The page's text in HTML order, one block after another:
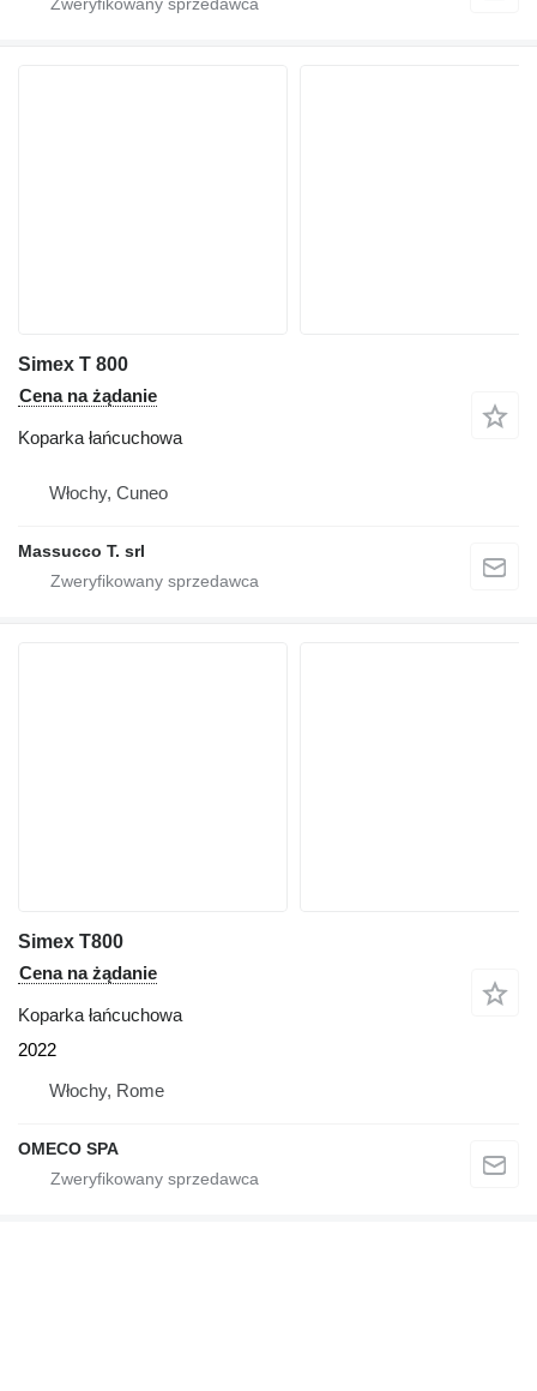
Simex T 800
Cena na żądanie
Koparka łańcuchowa
Włochy, Cuneo
Massucco T. srl
Simex T800
Cena na żądanie
Koparka łańcuchowa
2022
Włochy, Rome
OMECO SPA